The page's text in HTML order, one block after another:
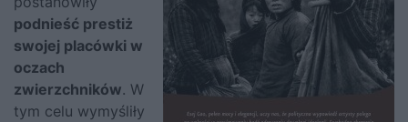
podnieść prestiż
swojej placówki w
oczach
zwierzchników. W
tym celu wymyśliły